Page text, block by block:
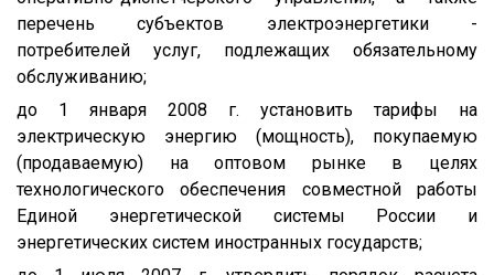
перечень субъектов электроэнергетики -
потребителей услуг, подлежащих обязательному
обслуживанию;
до 1 января 2008 г. установить тарифы на
электрическую энергию (мощность), покупаемую
(продаваемую) на оптовом рынке в целях
технологического обеспечения совместной работы
Единой энергетической системы России и
энергетических систем иностранных государств;